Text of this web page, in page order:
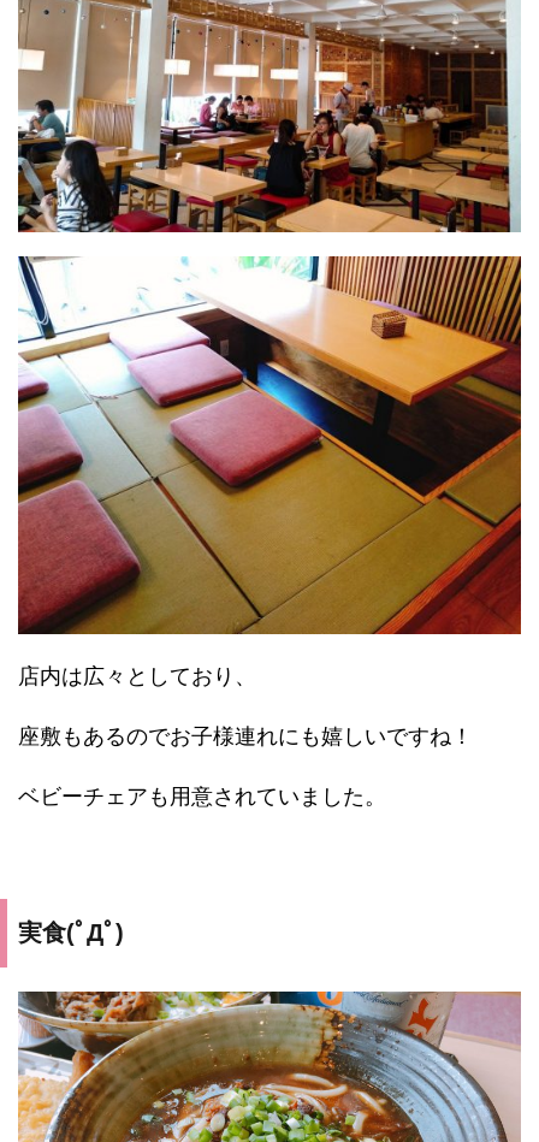
店内は広々としており、
座敷もあるのでお子様連れにも嬉しいですね！
ベビーチェアも用意されていました。
実食(ﾟДﾟ)